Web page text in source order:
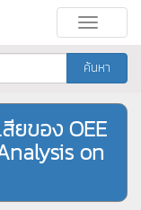
Toggle
ค้นหา
ยของ OEE
on